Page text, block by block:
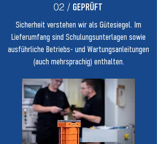
02 / GEPRÜFT
Sicherheit verstehen wir als Gütesiegel. Im
Lieferumfang sind Schulungsunterlagen sowie
ausführliche Betriebs- und Wartungsanleitungen
(auch mehrsprachig) enthalten.